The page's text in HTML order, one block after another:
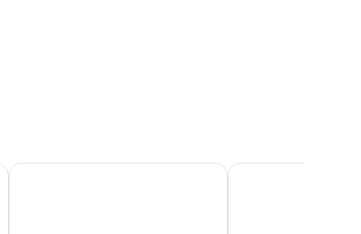
138 Liberdade Hotel Eurostars Universal